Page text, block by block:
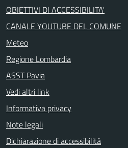
OBIETTIVI DI ACCESSIBILITA'
CANALE YOUTUBE DEL COMUNE
Meteo
Regione Lombardia
ASST Pavia
Vedi altri link
Informativa privacy
Note legali
Dichiarazione di accessibilità